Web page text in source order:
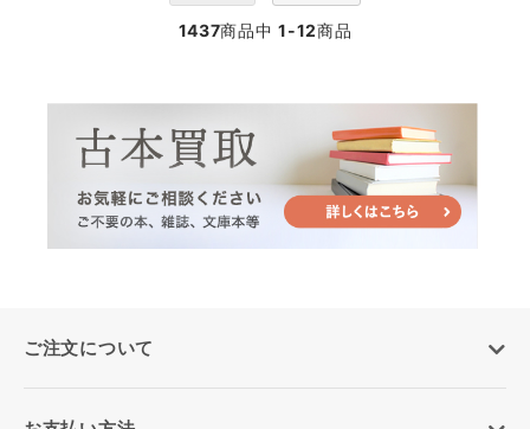
1437商品中 1-12商品
ご注文について